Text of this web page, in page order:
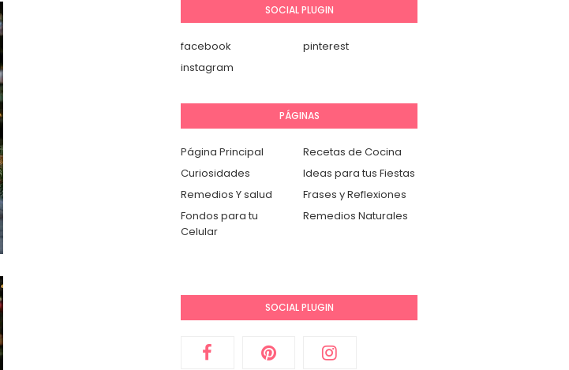
SOCIAL PLUGIN
facebook
pinterest
instagram
PÁGINAS
Página Principal
Recetas de Cocina
Curiosidades
Ideas para tus Fiestas
Remedios Y salud
Frases y Reflexiones
Fondos para tu
Celular
Remedios Naturales
SOCIAL PLUGIN